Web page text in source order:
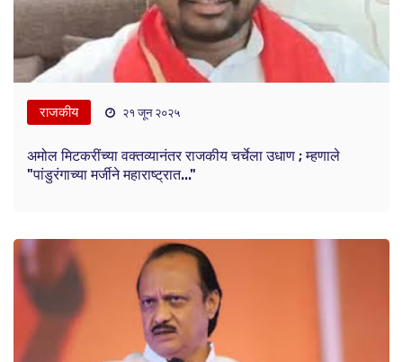
राजकीय २१ जून २०२५
अमोल मिटकरींच्या वक्तव्यानंतर राजकीय चर्चेला उधाण ; म्हणाले
"पांडुरंगाच्या मर्जीने महाराष्ट्रात..."